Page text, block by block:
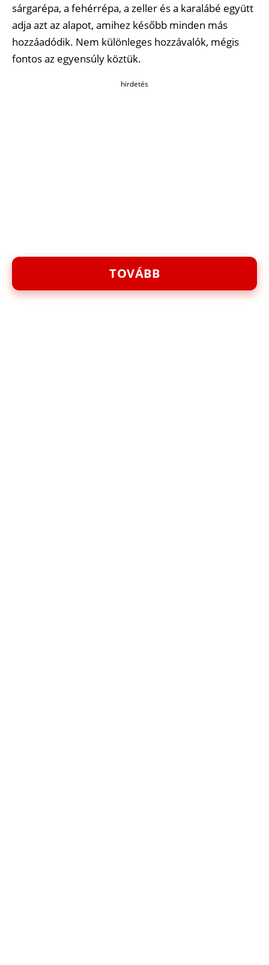
sárgarépa, a fehérrépa, a zeller és a karalábé együtt
adja azt az alapot, amihez később minden más
hozzáadódik. Nem különleges hozzávalók, mégis
fontos az egyensúly köztük.
hirdetés
TOVÁBB